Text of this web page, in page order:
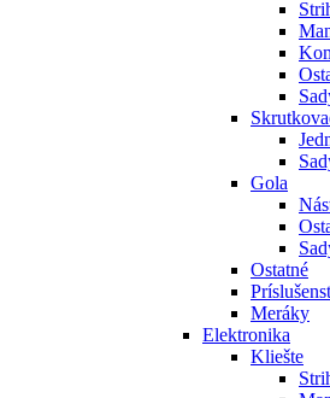
Gola
Ostatné
Meráky
Elektronika
Kliešte